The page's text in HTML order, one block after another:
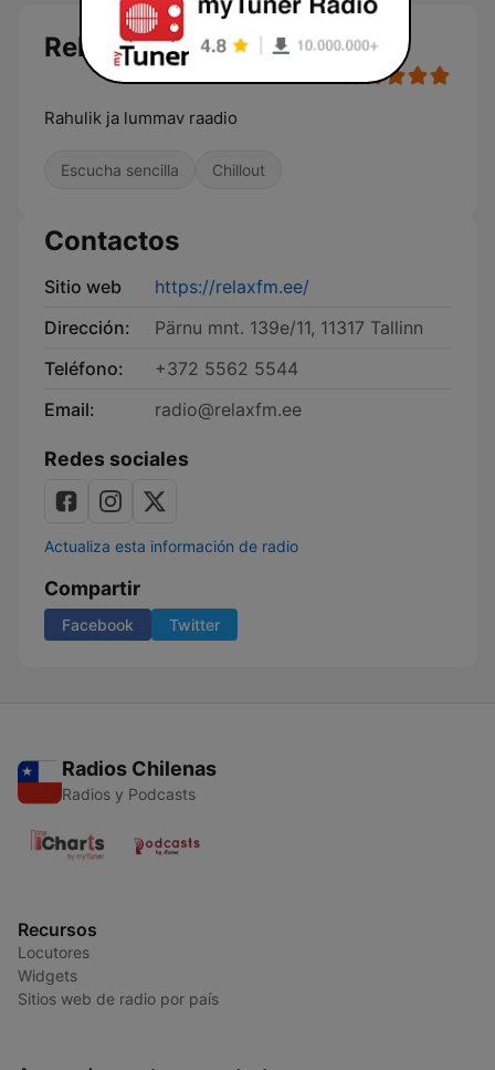
Relax SPA
Rahulik ja lummav raadio
Escucha sencilla Chillout
Contactos
Sitio web
https://relaxfm.ee/
Dirección:
Pärnu mnt. 139e/11, 11317 Tallinn
Teléfono:
+372 5562 5544
Email:
radio@relaxfm.ee
Redes sociales
Actualiza esta información de radio
Compartir
Facebook Twitter
Radios Chilenas
Radios y Podcasts
Recursos
Locutores
Widgets
Sitios web de radio por país